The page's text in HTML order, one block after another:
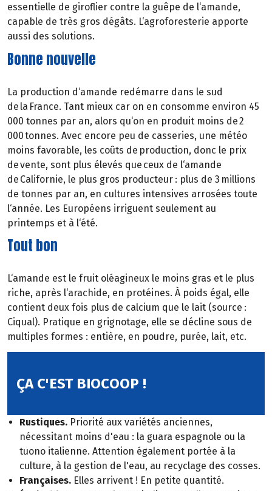
essentielle de giroflier contre la guêpe de l‘amande,
capable de très gros dégâts. L‘agroforesterie apporte
aussi des solutions.
Bonne nouvelle
La production d‘amande redémarre dans le sud
de la France. Tant mieux car on en consomme environ 45
000 tonnes par an, alors qu‘on en produit moins de 2
000 tonnes. Avec encore peu de casseries, une météo
moins favorable, les coûts de production, donc le prix
de vente, sont plus élevés que ceux de l‘amande
de Californie, le plus gros producteur : plus de 3 millions
de tonnes par an, en cultures intensives arrosées toute
l‘année. Les Européens irriguent seulement au
printemps et à l‘été.
Tout bon
L‘amande est le fruit oléagineux le moins gras et le plus
riche, après l‘arachide, en protéines. À poids égal, elle
contient deux fois plus de calcium que le lait (source :
Ciqual). Pratique en grignotage, elle se décline sous de
multiples formes : entière, en poudre, purée, lait, etc.
ÇA C'EST BIOCOOP !
Rustiques. Priorité aux variétés anciennes,
nécessitant moins d'eau : la guara espagnole ou la
tuono italienne. Attention également portée à la
culture, à la gestion de l'eau, au recyclage des cosses.
Françaises. Elles arrivent ! En petite quantité.